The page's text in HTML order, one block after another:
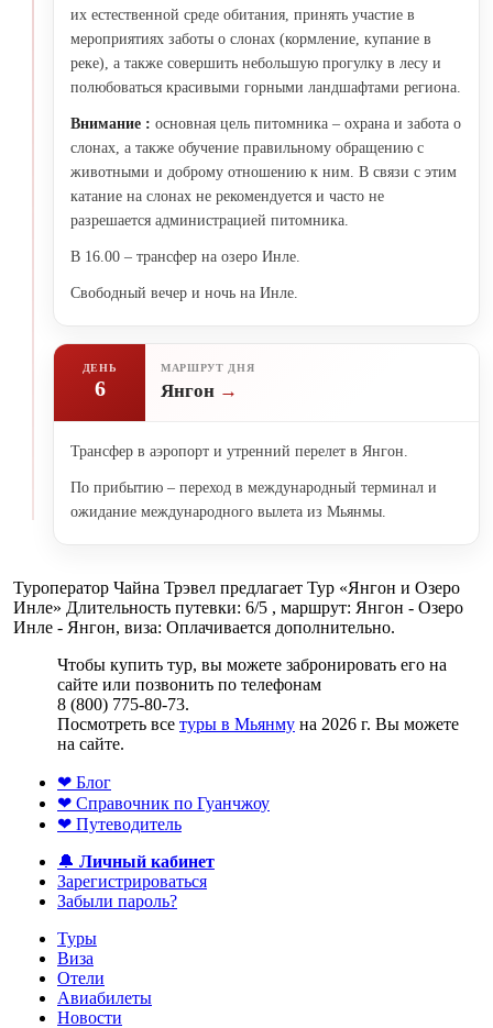
их естественной среде обитания, принять участие в
мероприятиях заботы о слонах (кормление, купание в
реке), а также совершить небольшую прогулку в лесу и
полюбоваться красивыми горными ландшафтами региона.
Внимание : основная цель питомника – охрана и забота о
слонах, а также обучение правильному обращению с
животными и доброму отношению к ним. В связи с этим
катание на слонах не рекомендуется и часто не
разрешается администрацией питомника.
В 16.00 – трансфер на озеро Инле.
Свободный вечер и ночь на Инле.
ДЕНЬ
6
МАРШРУТ ДНЯ
Янгон
Трансфер в аэропорт и утренний перелет в Янгон.
По прибытию – переход в международный терминал и
ожидание международного вылета из Мьянмы.
Туроператор Чайна Трэвел предлагает Тур «Янгон и Озеро
Инле» Длительность путевки: 6/5 , маршрут: Янгон - Озеро
Инле - Янгон, виза: Оплачивается дополнительно.
Чтобы купить тур, вы можете забронировать его на
сайте или позвонить по телефонам
8 (800) 775-80-73.
Посмотреть все туры в Мьянму на 2026 г. Вы можете
на сайте.
❤ Блог
❤ Справочник по Гуанчжоу
❤ Путеводитель
🔔 Личный кабинет
Зарегистрироваться
Забыли пароль?
Туры
Виза
Отели
Авиабилеты
Новости